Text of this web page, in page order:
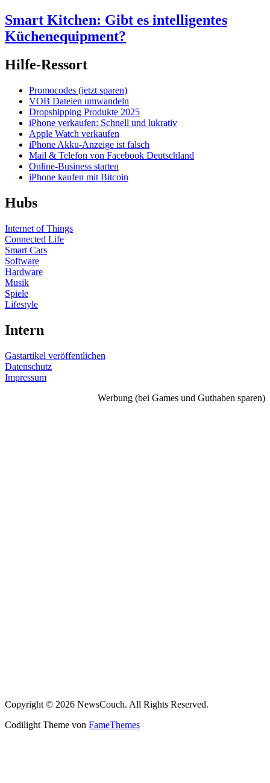
Smart Kitchen: Gibt es intelligentes
Küchenequipment?
Hilfe-Ressort
Promocodes (jetzt sparen)
VOB Dateien umwandeln
Dropshipping Produkte 2025
iPhone verkaufen: Schnell und lukrativ
Apple Watch verkaufen
iPhone Akku-Anzeige ist falsch
Mail & Telefon von Facebook Deutschland
Online-Business starten
iPhone kaufen mit Bitcoin
Hubs
Internet of Things
Connected Life
Smart Cars
Software
Hardware
Musik
Spiele
Lifestyle
Intern
Gastartikel veröffentlichen
Datenschutz
Impressum
Werbung (bei Games und Guthaben sparen)
Copyright © 2026 NewsCouch. All Rights Reserved.
Codilight Theme von FameThemes